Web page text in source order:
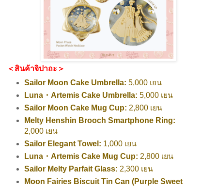
＜สินค้าจิปาถะ＞
Sailor Moon Cake Umbrella: 5,000 เยน
Luna・Artemis Cake Umbrella: 5,000 เยน
Sailor Moon Cake Mug Cup: 2,800 เยน
Melty Henshin Brooch Smartphone Ring:
2,000 เยน
Sailor Elegant Towel: 1,000 เยน
Luna・Artemis Cake Mug Cup: 2,800 เยน
Sailor Melty Parfait Glass: 2,300 เยน
Moon Fairies Biscuit Tin Can (Purple Sweet